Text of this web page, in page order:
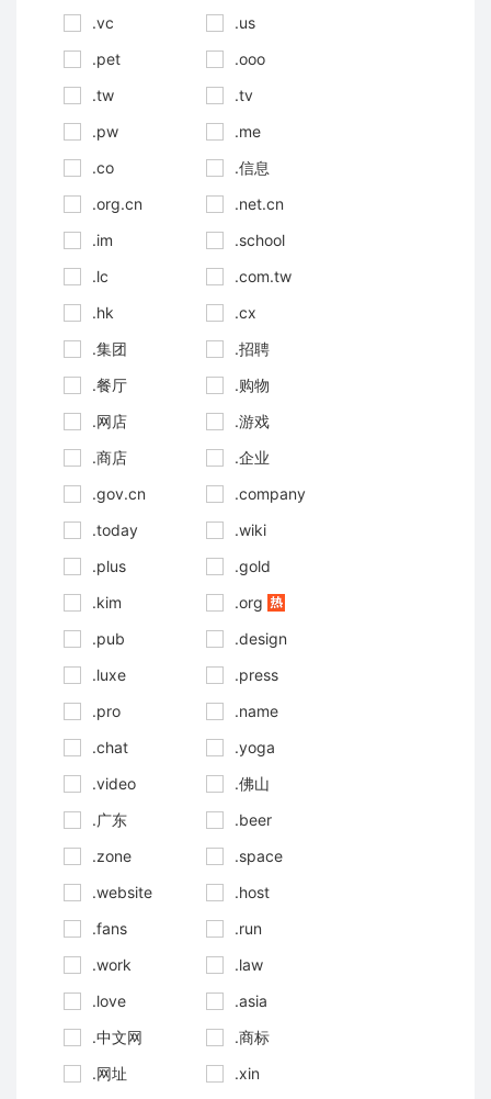
.vc
.us
.pet
.ooo
.tw
.tv
.pw
.me
.co
.信息
.org.cn
.net.cn
.im
.school
.lc
.com.tw
.hk
.cx
.集团
.招聘
.餐厅
.购物
.网店
.游戏
.商店
.企业
.gov.cn
.company
.today
.wiki
.plus
.gold
.kim
.org
.pub
.design
.luxe
.press
.pro
.name
.chat
.yoga
.video
.佛山
.广东
.beer
.zone
.space
.website
.host
.fans
.run
.work
.law
.love
.asia
.中文网
.商标
.网址
.xin